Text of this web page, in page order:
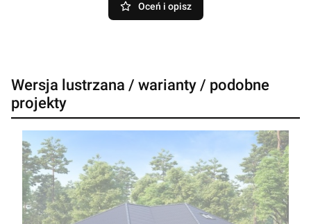
Oceń i opisz
Wersja lustrzana / warianty / podobne
projekty